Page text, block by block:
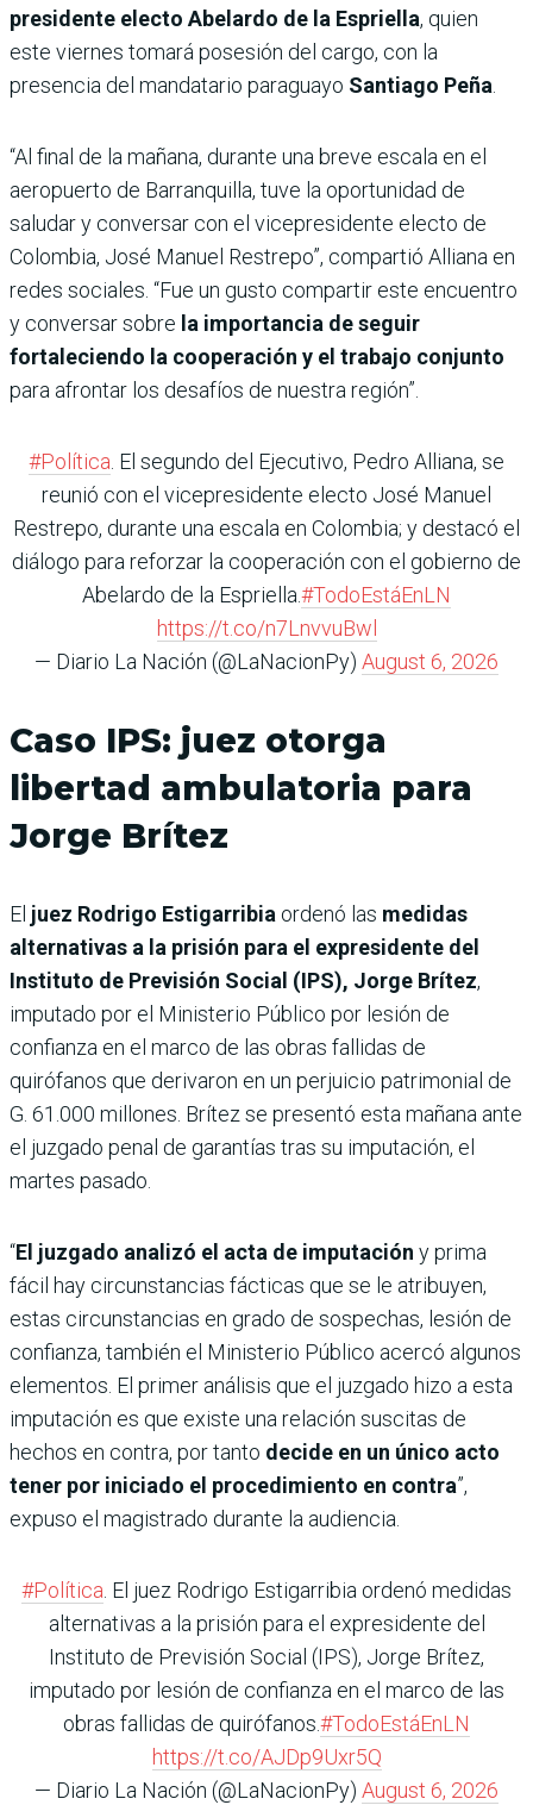
presidente electo Abelardo de la Espriella, quien
este viernes tomará posesión del cargo, con la
presencia del mandatario paraguayo Santiago Peña.
“Al final de la mañana, durante una breve escala en el
aeropuerto de Barranquilla, tuve la oportunidad de
saludar y conversar con el vicepresidente electo de
Colombia, José Manuel Restrepo”, compartió Alliana en
redes sociales. “Fue un gusto compartir este encuentro
y conversar sobre la importancia de seguir
fortaleciendo la cooperación y el trabajo conjunto
para afrontar los desafíos de nuestra región”.
#Política. El segundo del Ejecutivo, Pedro Alliana, se
reunió con el vicepresidente electo José Manuel
Restrepo, durante una escala en Colombia; y destacó el
diálogo para reforzar la cooperación con el gobierno de
Abelardo de la Espriella.#TodoEstáEnLN
https://t.co/n7LnvvuBwl
— Diario La Nación (@LaNacionPy) August 6, 2026
Caso IPS: juez otorga
libertad ambulatoria para
Jorge Brítez
El juez Rodrigo Estigarribia ordenó las medidas
alternativas a la prisión para el expresidente del
Instituto de Previsión Social (IPS), Jorge Brítez,
imputado por el Ministerio Público por lesión de
confianza en el marco de las obras fallidas de
quirófanos que derivaron en un perjuicio patrimonial de
G. 61.000 millones. Brítez se presentó esta mañana ante
el juzgado penal de garantías tras su imputación, el
martes pasado.
“El juzgado analizó el acta de imputación y prima
fácil hay circunstancias fácticas que se le atribuyen,
estas circunstancias en grado de sospechas, lesión de
confianza, también el Ministerio Público acercó algunos
elementos. El primer análisis que el juzgado hizo a esta
imputación es que existe una relación suscitas de
hechos en contra, por tanto decide en un único acto
tener por iniciado el procedimiento en contra”,
expuso el magistrado durante la audiencia.
#Política. El juez Rodrigo Estigarribia ordenó medidas
alternativas a la prisión para el expresidente del
Instituto de Previsión Social (IPS), Jorge Brítez,
imputado por lesión de confianza en el marco de las
obras fallidas de quirófanos.#TodoEstáEnLN
https://t.co/AJDp9Uxr5Q
— Diario La Nación (@LaNacionPy) August 6, 2026